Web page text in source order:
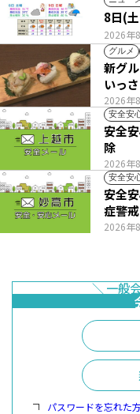
2026年
グルメ
2026年
新グ
いっ
安全安
2026年
安全
除
安全安
2026年
安全
症警
パスワードを忘れた